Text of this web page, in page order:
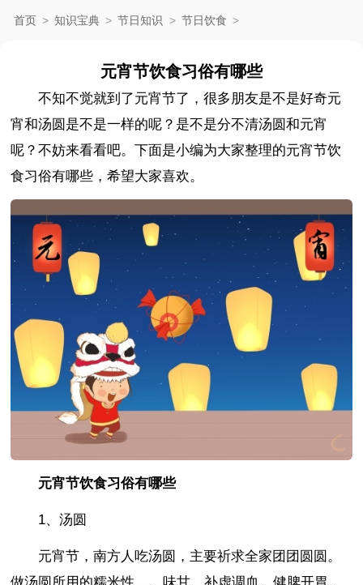
首页 > 知识宝典 > 节日知识 > 节日饮食 >
元宵节饮食习俗有哪些
不知不觉就到了元宵节了，很多朋友是不是好奇元
宵和汤圆是不是一样的呢？是不是分不清汤圆和元宵
呢？不妨来看看吧。下面是小编为大家整理的元宵节饮
食习俗有哪些，希望大家喜欢。
元宵节饮食习俗有哪些
1、汤圆
元宵节，南方人吃汤圆，主要祈求全家团团圆圆。
做汤圆所用的糯米性__、味甘、补虚调血、健脾开胃、